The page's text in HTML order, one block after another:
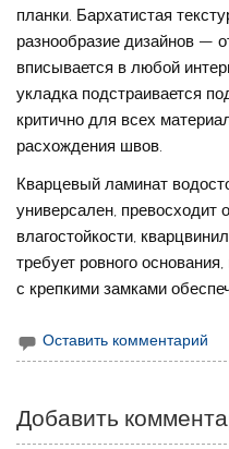
планки. Бархатистая
разнообразие дизайнов —
вписывается в любой
укладка подстраивается
критично для всех
расхождения швов.
Кварцевый ламинат
универсален,
влагостойкости,
требует ровного
с крепкими замками
Оставить комментарий
Добавить